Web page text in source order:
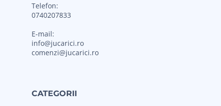
Telefon:
0740207833
E-mail:
info@jucarici.ro
comenzi@jucarici.ro
CATEGORII